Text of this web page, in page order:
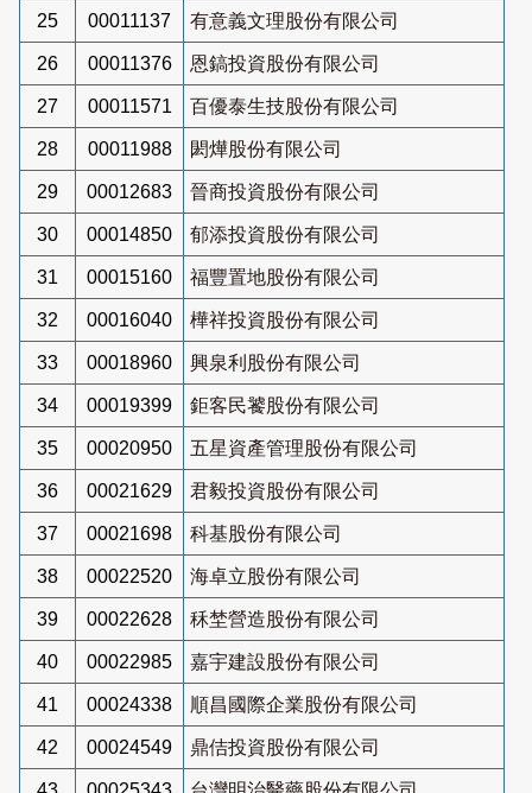
25 00011137 有意義文理股份有限公司
26 00011376 恩鎬投資股份有限公司
27 00011571 百優泰生技股份有限公司
28 00011988 閎燁股份有限公司
29 00012683 晉商投資股份有限公司
30 00014850 郁添投資股份有限公司
31 00015160 福豐置地股份有限公司
32 00016040 樺祥投資股份有限公司
33 00018960 興泉利股份有限公司
34 00019399 鉅客民饕股份有限公司
35 00020950 五星資產管理股份有限公司
36 00021629 君毅投資股份有限公司
37 00021698 科基股份有限公司
38 00022520 海卓立股份有限公司
39 00022628 秝埜營造股份有限公司
40 00022985 嘉宇建設股份有限公司
41 00024338 順昌國際企業股份有限公司
42 00024549 鼎佶投資股份有限公司